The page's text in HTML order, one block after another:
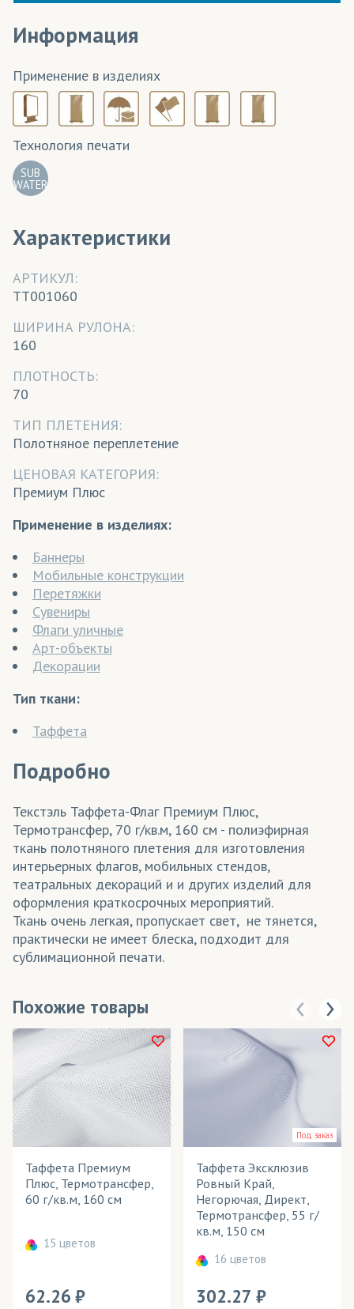
Информация
Применение в изделиях
Технология печати
SUB
WATER
Характеристики
АРТИКУЛ:
TT001060
ШИРИНА РУЛОНА:
160
ПЛОТНОСТЬ:
70
ТИП ПЛЕТЕНИЯ:
Полотняное переплетение
ЦЕНОВАЯ КАТЕГОРИЯ:
Премиум Плюс
Применение в изделиях:
Баннеры
Мобильные конструкции
Перетяжки
Сувениры
Флаги уличные
Арт-объекты
Декорации
Тип ткани:
Таффета
Подробно
Текстэль Таффета-Флаг Премиум Плюс,
Термотрансфер, 70 г/кв.м, 160 см - полиэфирная
ткань полотняного плетения для изготовления
интерьерных флагов, мобильных стендов,
театральных декораций и и других изделий для
оформления краткосрочных мероприятий.
Ткань очень легкая, пропускает свет, не тянется,
практически не имеет блеска, подходит для
сублимационной печати.
Похожие товары
Таффета Премиум
Плюс, Термотрансфер,
60 г/кв.м, 160 см
15 цветов
62.26
Под заказ
Таффета Эксклюзив
Ровный Край,
Негорючая, Директ,
Термотрансфер, 55 г/
кв.м, 150 см
16 цветов
302.27